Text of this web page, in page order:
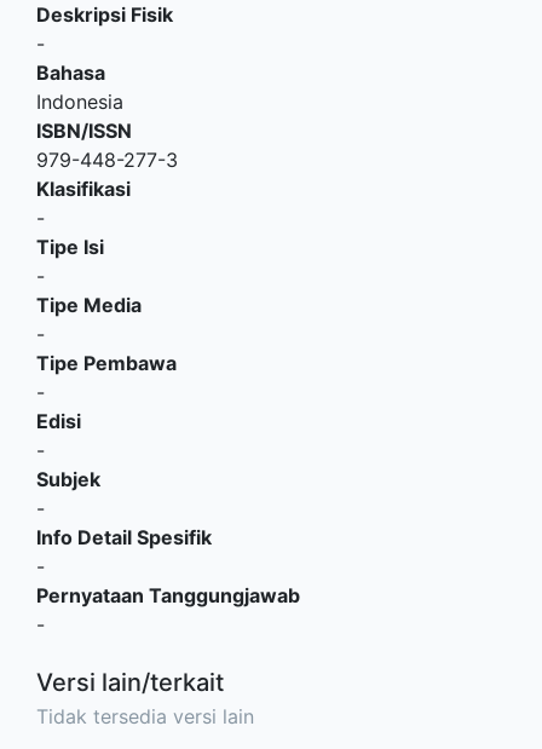
Deskripsi Fisik
-
Bahasa
Indonesia
ISBN/ISSN
979-448-277-3
Klasifikasi
-
Tipe Isi
-
Tipe Media
-
Tipe Pembawa
-
Edisi
-
Subjek
-
Info Detail Spesifik
-
Pernyataan Tanggungjawab
-
Versi lain/terkait
Tidak tersedia versi lain